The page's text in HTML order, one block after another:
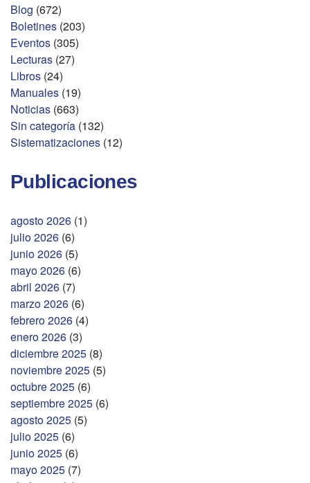
Blog (672)
Boletines (203)
Eventos (305)
Lecturas (27)
Libros (24)
Manuales (19)
Noticias (663)
Sin categoría (132)
Sistematizaciones (12)
Publicaciones
agosto 2026 (1)
julio 2026 (6)
junio 2026 (5)
mayo 2026 (6)
abril 2026 (7)
marzo 2026 (6)
febrero 2026 (4)
enero 2026 (3)
diciembre 2025 (8)
noviembre 2025 (5)
octubre 2025 (6)
septiembre 2025 (6)
agosto 2025 (5)
julio 2025 (6)
junio 2025 (6)
mayo 2025 (7)